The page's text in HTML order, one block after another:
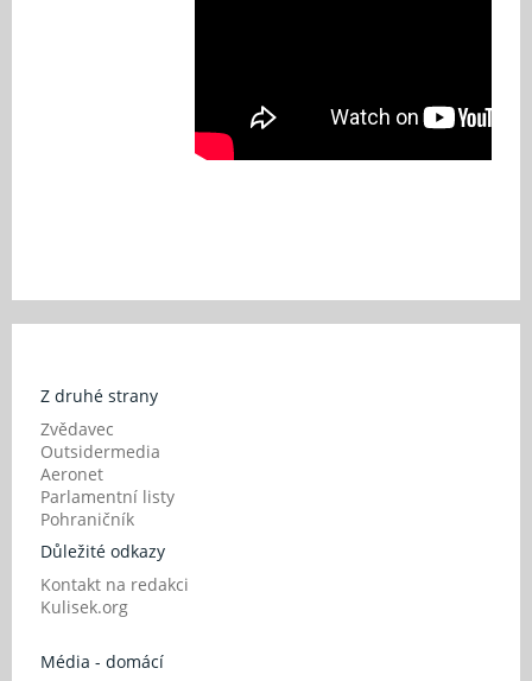
Z druhé strany
Zvědavec
Outsidermedia
Aeronet
Parlamentní listy
Pohraničník
Důležité odkazy
Kontakt na redakci
Kulisek.org
Média - domácí